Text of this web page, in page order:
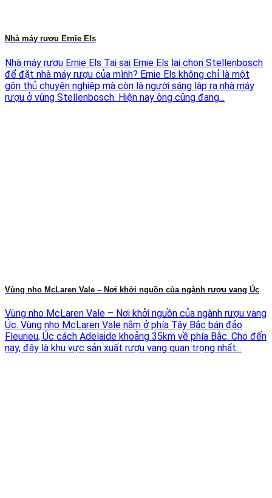
Nhà máy rượu Ernie Els
Nhà máy rượu Ernie Els Tại sai Ernie Els lại chọn Stellenbosch
để đặt nhà máy rượu của mình? Ernie Els không chỉ là một
gôn thủ chuyên nghiệp mà còn là người sáng lập ra nhà máy
rượu ở vùng Stellenbosch. Hiện nay ông cũng đang...
Vùng nho McLaren Vale – Nơi khởi nguồn của ngành rượu vang Úc
Vùng nho McLaren Vale – Nơi khởi nguồn của ngành rượu vang
Úc. Vùng nho McLaren Vale nằm ở phía Tây Bắc bán đảo
Fleurieu, Úc cách Adelaide khoảng 35km về phía Bắc. Cho đến
nay, đây là khu vực sản xuất rượu vang quan trọng nhất...